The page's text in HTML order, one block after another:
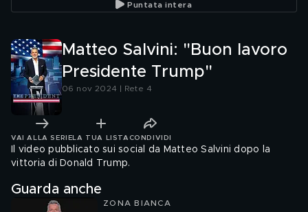
Puntata intera
Matteo Salvini: "Buon lavoro
Presidente Trump"
06 nov 2024 | Rete 4
VAI ALLA SERIE LA TUA LISTA CONDIVIDI
Il video pubblicato sui social da Matteo Salvini dopo la
vittoria di Donald Trump.
Guarda anche
ZONA BIANCA